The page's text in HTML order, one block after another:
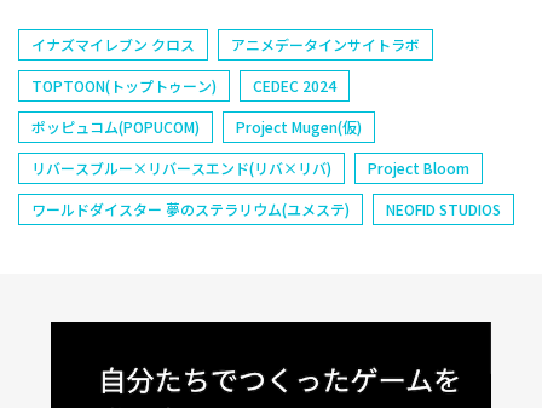
イナズマイレブン クロス
アニメデータインサイトラボ
TOPTOON(トップトゥーン)
CEDEC 2024
ポッピュコム(POPUCOM)
Project Mugen(仮)
リバースブルー×リバースエンド(リバ×リバ)
Project Bloom
ワールドダイスター 夢のステラリウム(ユメステ)
NEOFID STUDIOS